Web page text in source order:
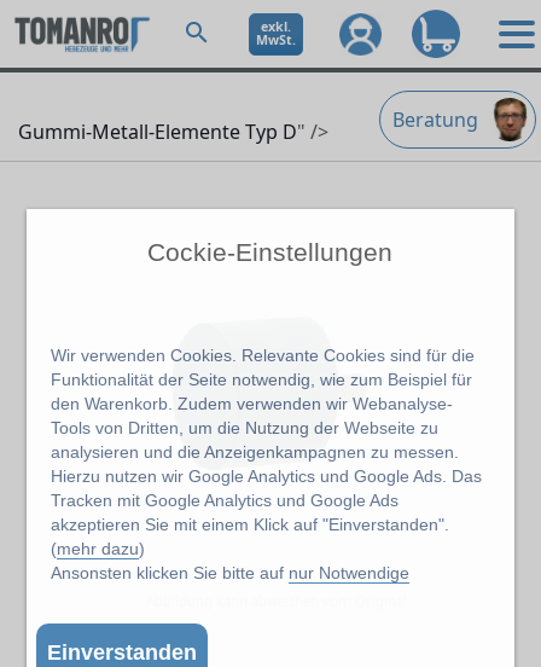
Cockie-Einstellungen
Wir verwenden Cookies. Relevante Cookies sind für die
Funktionalität der Seite notwendig, wie zum Beispiel für
den Warenkorb. Zudem verwenden wir Webanalyse-
Tools von Dritten, um die Nutzung der Webseite zu
analysieren und die Anzeigenkampagnen zu messen.
Hierzu nutzen wir Google Analytics und Google Ads. Das
Tracken mit Google Analytics und Google Ads
akzeptieren Sie mit einem Klick auf "Einverstanden".
(mehr dazu)
Ansonsten klicken Sie bitte auf nur Notwendige
Einverstanden
exkl.
MwSt.
Beratung
Gummi-Metall-Elemente Typ D" />